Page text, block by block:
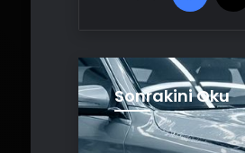
Sonrakini Oku